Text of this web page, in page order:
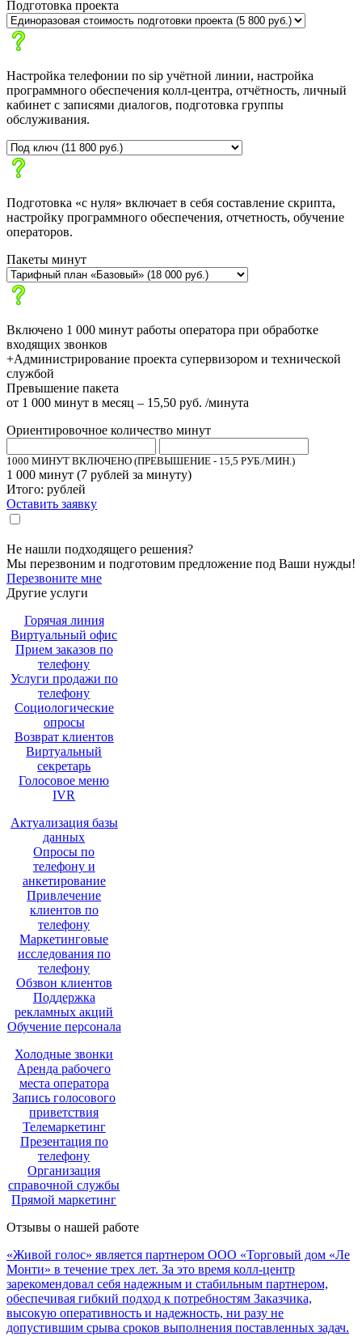
Подготовка проекта
Настройка телефонии по sip учётной линии, настройка
программного обеспечения колл-центра, отчётность, личный
кабинет с записями диалогов, подготовка группы
обслуживания.
Подготовка «с нуля» включает в себя составление скрипта,
настройку программного обеспечения, отчетность, обучение
операторов.
Пакеты минут
Включено 1 000 минут работы оператора при обработке
входящих звонков
+Администрирование проекта супервизором и технической
службой
Превышение пакета
от 1 000 минут в месяц – 15,50 руб. /минута
Ориентировочное количество минут
1000 МИНУТ ВКЛЮЧЕНО (ПРЕВЫШЕНИЕ - 15,5 РУБ./МИН.)
1 000 минут (7 рублей за минуту)
Итого: рублей
Оставить заявку
Не нашли подходящего решения?
Мы перезвоним и подготовим предложение под Ваши нужды!
Перезвоните мне
Другие услуги
Горячая линия
Виртуальный офис
Прием заказов по
телефону
Услуги продажи по
телефону
Социологические
опросы
Возврат клиентов
Виртуальный
секретарь
Голосовое меню
IVR
Актуализация базы
данных
Опросы по
телефону и
анкетирование
Привлечение
клиентов по
телефону
Маркетинговые
исследования по
телефону
Обзвон клиентов
Поддержка
рекламных акций
Обучение персонала
Холодные звонки
Аренда рабочего
места оператора
Запись голосового
приветствия
Телемаркетинг
Презентация по
телефону
Организация
справочной службы
Прямой маркетинг
Отзывы о нашей работе
«Живой голос» является партнером ООО «Торговый дом «Ле
Монти» в течение трех лет. За это время колл-центр
зарекомендовал себя надежным и стабильным партнером,
обеспечивая гибкий подход к потребностям Заказчика,
высокую оперативность и надежность, ни разу не
допустившим срыва сроков выполнения поставленных задач.